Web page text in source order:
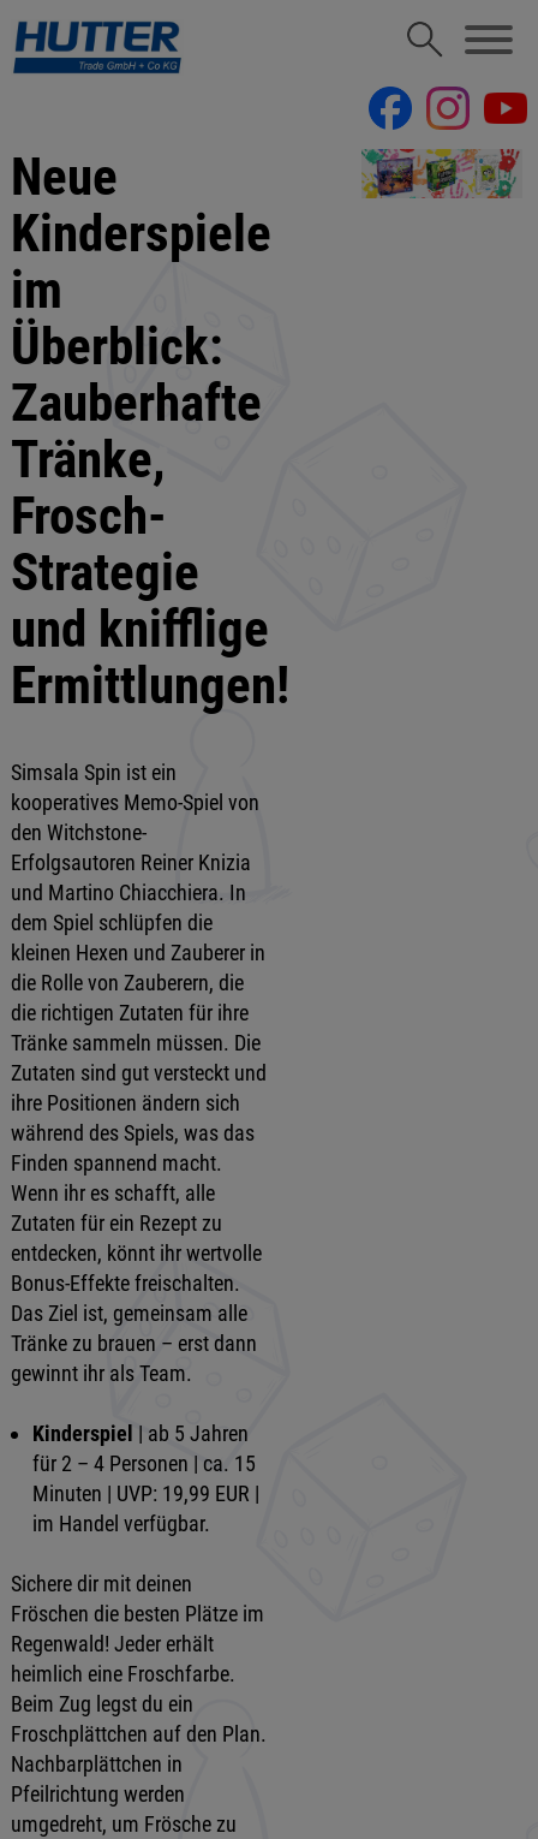
Neue
Kinderspiele
im
Überblick:
Zauberhafte
Tränke,
Frosch-
Strategie
und knifflige
Ermittlungen!
Simsala Spin ist ein
kooperatives Memo-Spiel von
den Witchstone-
Erfolgsautoren Reiner Knizia
und Martino Chiacchiera. In
dem Spiel schlüpfen die
kleinen Hexen und Zauberer in
die Rolle von Zauberern, die
die richtigen Zutaten für ihre
Tränke sammeln müssen. Die
Zutaten sind gut versteckt und
ihre Positionen ändern sich
während des Spiels, was das
Finden spannend macht.
Wenn ihr es schafft, alle
Zutaten für ein Rezept zu
entdecken, könnt ihr wertvolle
Bonus-Effekte freischalten.
Das Ziel ist, gemeinsam alle
Tränke zu brauen – erst dann
gewinnt ihr als Team.
Kinderspiel | ab 5 Jahren
für 2 – 4 Personen | ca. 15
Minuten | UVP: 19,99 EUR |
im Handel verfügbar.
Sichere dir mit deinen
Fröschen die besten Plätze im
Regenwald! Jeder erhält
heimlich eine Froschfarbe.
Beim Zug legst du ein
Froschplättchen auf den Plan.
Nachbarplättchen in
Pfeilrichtung werden
umgedreht, um Frösche zu